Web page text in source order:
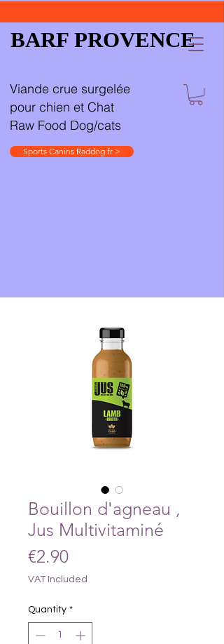
BARF PROVENCE
Viande crue surgelée
pour chien et Chat
Raw Food Dog/cats
Sports Canins Raddog.fr >
Bouillon d'agneau ,
Jus Multivitaminé
€2.90Price
VAT Included
Quantity *